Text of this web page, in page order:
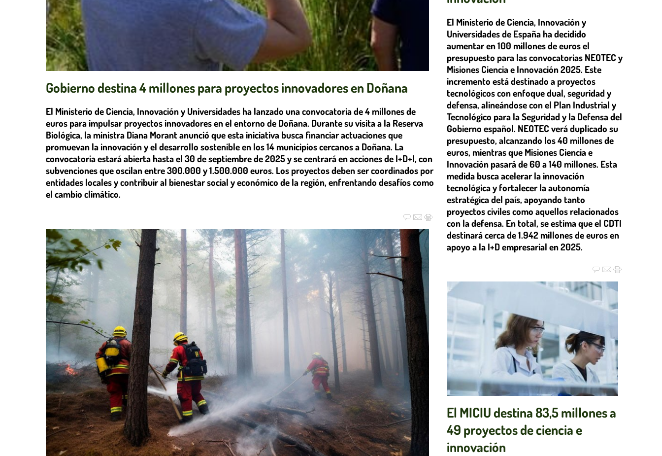
Gobierno destina 4 millones para proyectos innovadores en Doñana
El Ministerio de Ciencia, Innovación y Universidades ha lanzado una convocatoria de 4 millones de
euros para impulsar proyectos innovadores en el entorno de Doñana. Durante su visita a la Reserva
Biológica, la ministra Diana Morant anunció que esta iniciativa busca financiar actuaciones que
promuevan la innovación y el desarrollo sostenible en los 14 municipios cercanos a Doñana. La
convocatoria estará abierta hasta el 30 de septiembre de 2025 y se centrará en acciones de I+D+I, con
subvenciones que oscilan entre 300.000 y 1.500.000 euros. Los proyectos deben ser coordinados por
entidades locales y contribuir al bienestar social y económico de la región, enfrentando desafíos como
el cambio climático.
El Ministerio de Ciencia, Innovación y
Universidades de España ha decidido
aumentar en 100 millones de euros el
presupuesto para las convocatorias NEOTEC y
Misiones Ciencia e Innovación 2025. Este
incremento está destinado a proyectos
tecnológicos con enfoque dual, seguridad y
defensa, alineándose con el Plan Industrial y
Tecnológico para la Seguridad y la Defensa del
Gobierno español. NEOTEC verá duplicado su
presupuesto, alcanzando los 40 millones de
euros, mientras que Misiones Ciencia e
Innovación pasará de 60 a 140 millones. Esta
medida busca acelerar la innovación
tecnológica y fortalecer la autonomía
estratégica del país, apoyando tanto
proyectos civiles como aquellos relacionados
con la defensa. En total, se estima que el CDTI
destinará cerca de 1.942 millones de euros en
apoyo a la I+D empresarial en 2025.
El MICIU destina 83,5 millones a
49 proyectos de ciencia e
innovación